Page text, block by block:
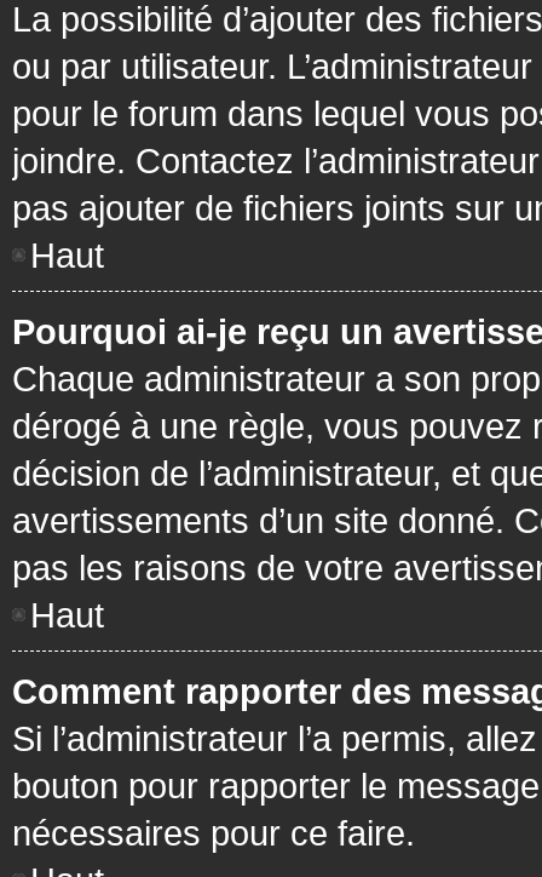
La possibilité d’ajouter des
ou par utilisateur.
pour le forum dans lequel vous
joindre. Contactez
pas ajouter de fichiers joints sur
Haut
Pourquoi ai-je reçu un
Chaque administrateur a son
dérogé à une règle, vous pouvez
décision de l’administrateur, et
avertissements d’un site donné.
pas les raisons de votre
Haut
Comment rapporter des
Si l’administrateur l’a permis,
bouton pour rapporter le
nécessaires pour ce faire.